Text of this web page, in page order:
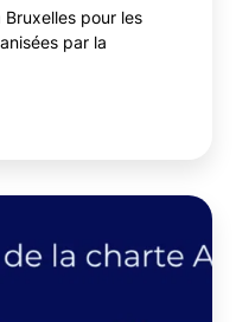
Bruxelles pour les
par la